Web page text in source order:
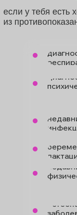
если у тебя есть
из